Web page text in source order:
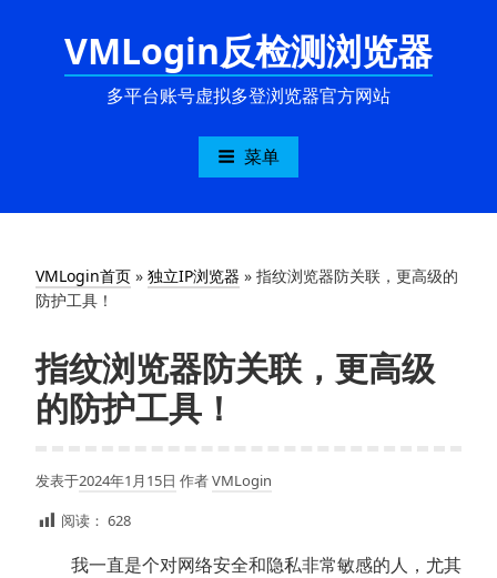
VMLogin反检测浏览器
多平台账号虚拟多登浏览器官方网站
菜单
VMLogin首页 » 独立IP浏览器 » 指纹浏览器防关联，更高级的
防护工具！
指纹浏览器防关联，更高级
的防护工具！
发表于2024年1月15日 作者VMLogin
阅读： 628
我一直是个对网络安全和隐私非常敏感的人，尤其